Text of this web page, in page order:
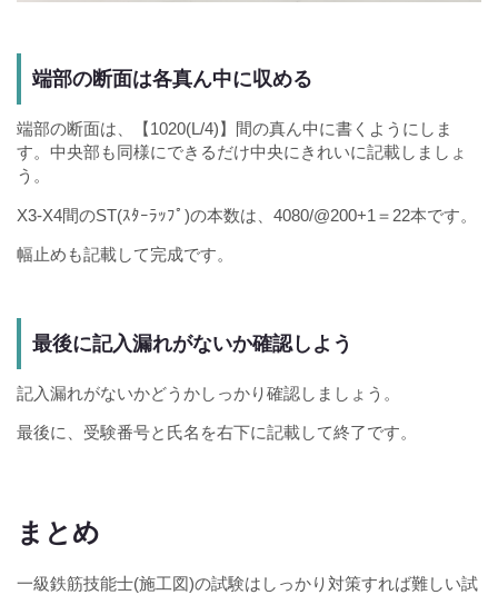
端部の断面は各真ん中に収める
端部の断面は、【1020(L/4)】間の真ん中に書くようにしま
す。中央部も同様にできるだけ中央にきれいに記載しましょ
う。
X3-X4間のST(ｽﾀｰﾗｯﾌﾟ)の本数は、4080/@200+1＝22本です。
幅止めも記載して完成です。
最後に記入漏れがないか確認しよう
記入漏れがないかどうかしっかり確認しましょう。
最後に、受験番号と氏名を右下に記載して終了です。
まとめ
一級鉄筋技能士(施工図)の試験はしっかり対策すれば難しい試